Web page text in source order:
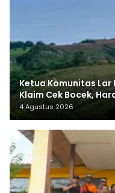
Ketua Komunitas Lar
Klaim Cek Bocek,
Makam Leluhur
4 Agustus 2026